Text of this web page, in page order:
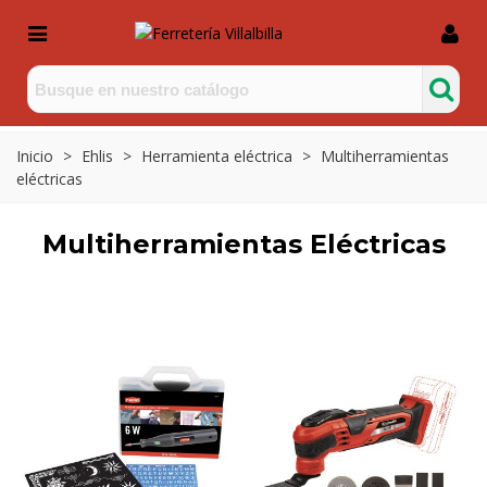
Inicio > Ehlis > Herramienta eléctrica > Multiherramientas
eléctricas
Multiherramientas Eléctricas